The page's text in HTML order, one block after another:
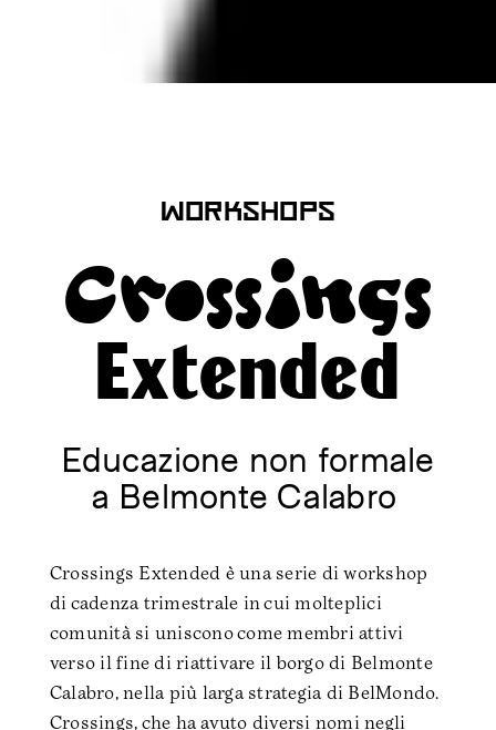
workshops
Crossings
Extended
Educazione non formale
a Belmonte Calabro
Crossings Extended è una serie di workshop
di cadenza trimestrale in cui molteplici
comunità si uniscono come membri attivi
verso il fine di riattivare il borgo di Belmonte
Calabro, nella più larga strategia di BelMondo.
Crossings, che ha avuto diversi nomi negli